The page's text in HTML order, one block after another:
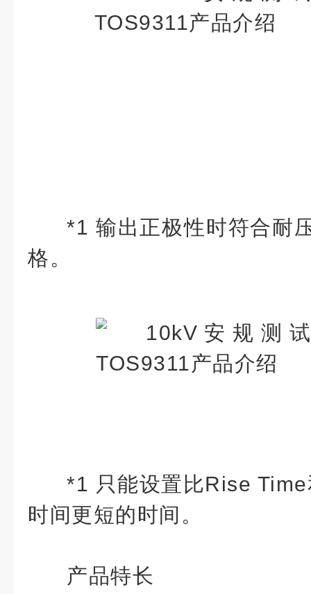
*1 输出正极性时符合耐
格。
*1 只能设置比Rise
时间更短的时间。
产品特长